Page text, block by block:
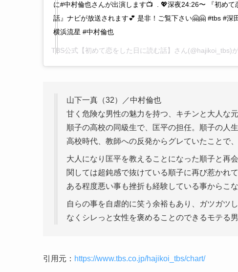
に#中村倫也さんが出演します📺‬ ‪ . 💖深夜24:26〜‬ ‪『初めて
話』ナビが放送されます💕‬ ‪是非！ご覧下さい🤗🤗‬ ‪#tbs #深
横浜流星 #中村倫也
TBS公式【初めて恋をした日に読む話】 さん(@hajikoi_tbs)
山下一真（32）／中村倫也
甘く危険な男性の魅力を持つ、キチンと大人な元
順子の高校の同級生で、匡平の担任。順子の人
高校時代、教師への反発からグレていたことで
大人になり匡平を教えることになった順子と再
関しては超鈍感で抜けている順子に再び惹かれて
ある程度悪い事も挫折も経験している事からこ
自らの事を自虐的に笑う余裕もあり、ガツガツ
なくシレっと女性を褒めることのできるモテる男
引用元： https://www.tbs.co.jp/hajikoi_tbs/chart/